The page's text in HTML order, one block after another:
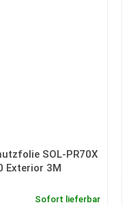
SOL-PR70X
Exterior 3M
Sofort lieferbar